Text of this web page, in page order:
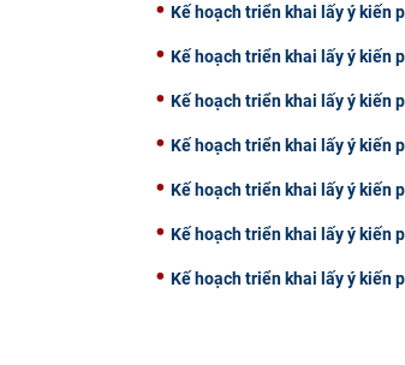
Kế hoạch triển khai lấy ý kiến
Kế hoạch triển khai lấy ý kiến
Kế hoạch triển khai lấy ý kiến
Kế hoạch triển khai lấy ý kiến
Kế hoạch triển khai lấy ý kiến
Kế hoạch triển khai lấy ý kiến
Kế hoạch triển khai lấy ý kiến